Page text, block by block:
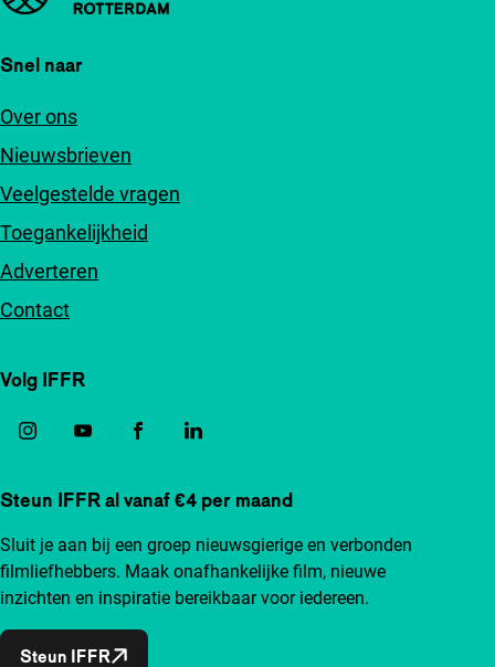
Snel naar
Over ons
Nieuwsbrieven
Veelgestelde vragen
Toegankelijkheid
Adverteren
Contact
Volg IFFR
Steun IFFR al vanaf €4 per maand
Sluit je aan bij een groep nieuwsgierige en verbonden
filmliefhebbers. Maak onafhankelijke film, nieuwe
inzichten en inspiratie bereikbaar voor iedereen.
Steun IFFR